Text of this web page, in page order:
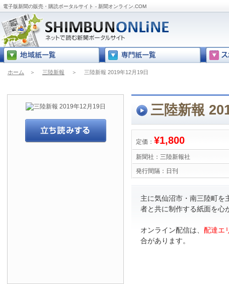
電子版新聞の販売・購読ポータルサイト - 新聞オンライン.COM
ホーム ＞ 三陸新報 ＞ 三陸新報 2019年12月19日
三陸新報
定価： ¥1,800
新聞社： 三陸新報社
発行間隔： 日刊
主に気仙沼市・南三陸町を
者と共に制作する紙面を心
オンライン配信は、 配達エ
合があります。